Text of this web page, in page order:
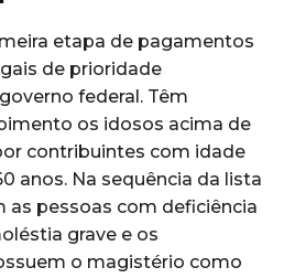
etapa de pagamentos
de prioridade
federal. Têm
os idosos acima de
contribuintes com idade
anos. Na sequência da lista
as pessoas com deficiência
grave e os
o magistério como